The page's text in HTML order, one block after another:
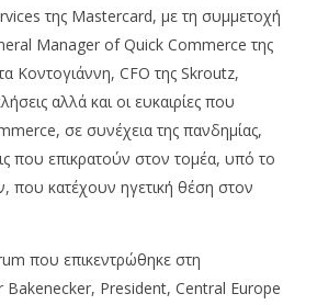
της Mastercard, με τη συμμετοχή
Manager of Quick Commerce της
Κοντογιάννη, CFO της Skroutz,
αλλά και οι ευκαιρίες που
σε συνέχεια της πανδημίας,
που επικρατούν στον τομέα, υπό το
που κατέχουν ηγετική θέση στον
που επικεντρώθηκε στη
Bakenecker, President, Central Europe